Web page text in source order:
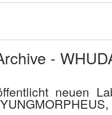
-
neuen